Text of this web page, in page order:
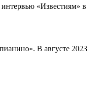
«Известиям» в
В августе 2023